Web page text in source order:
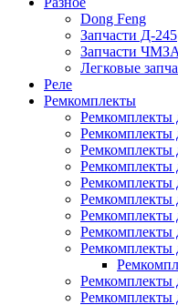
Dong Feng
Запчасти Д-245
Запчасти
Легковые
Реле
Ремкомплекты
Ремкомплекты
Ремкомплекты
Ремкомплекты
Ремкомплекты
Ремкомплекты
Ремкомплекты
Ремкомплекты
Ремкомплекты
Ремкомплекты
Ремкомплекты
Ремкомплекты